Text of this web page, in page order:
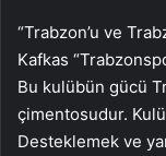
“Trabzon’u ve
Kafkas
Bu kulübün gücü
çimentosudur.
Desteklemek ve